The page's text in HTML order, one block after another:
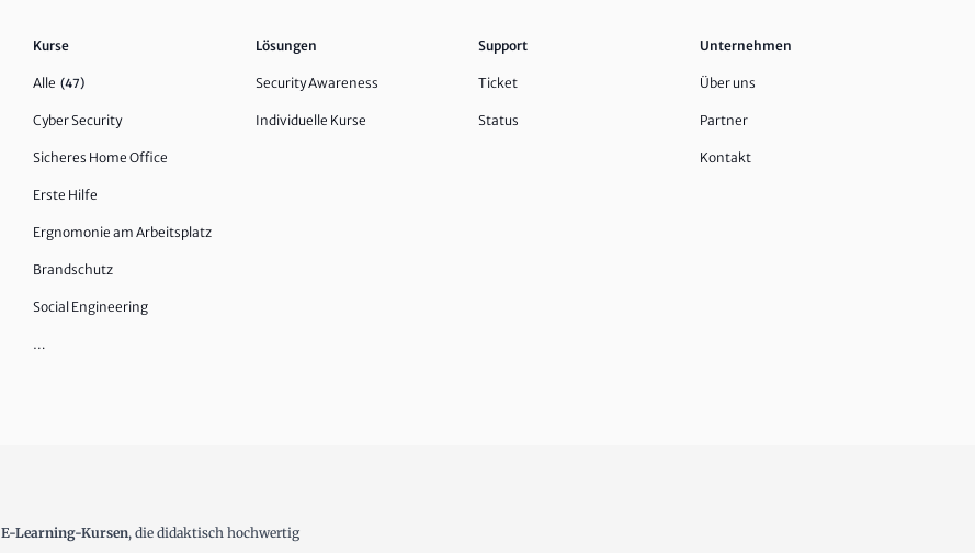
Kurse
Alle (47)
Cyber Security
Sicheres Home Office
Erste Hilfe
Ergnomonie am Arbeitsplatz
Brandschutz
Social Engineering
…
Lösungen
Security Awareness
Individuelle Kurse
Support
Ticket
Status
Unternehmen
Über uns
Partner
Kontakt
E-Learning-Kursen, die didaktisch hochwertig